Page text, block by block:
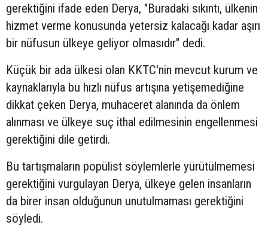
gerektiğini ifade eden Derya, "Buradaki sıkıntı, ülkenin
hizmet verme konusunda yetersiz kalacağı kadar aşırı
bir nüfusun ülkeye geliyor olmasıdır" dedi.
Küçük bir ada ülkesi olan KKTC'nin mevcut kurum ve
kaynaklarıyla bu hızlı nüfus artışına yetişemediğine
dikkat çeken Derya, muhaceret alanında da önlem
alınması ve ülkeye suç ithal edilmesinin engellenmesi
gerektiğini dile getirdi.
Bu tartışmaların popülist söylemlerle yürütülmemesi
gerektiğini vurgulayan Derya, ülkeye gelen insanların
da birer insan olduğunun unutulmaması gerektiğini
söyledi.